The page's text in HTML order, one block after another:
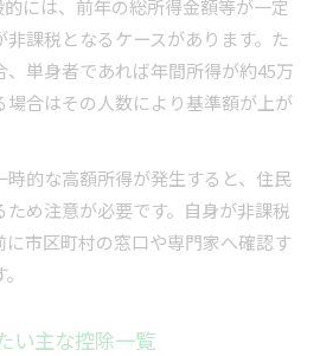
には、前年の総所得金額等が一定
課税となるケースがあります。た
、単身者であれば年間所得が約45万
合はその人数により基準額が上が
的な高額所得が発生すると、住民
め注意が必要です。自身が非課税
市区町村の窓口や専門家へ確認す
い主な控除一覧